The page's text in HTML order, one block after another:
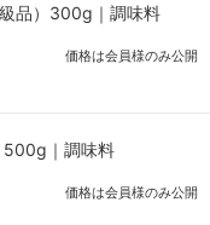
品）300g｜調味料
価格は会員様のみ公開
500g｜調味料
価格は会員様のみ公開